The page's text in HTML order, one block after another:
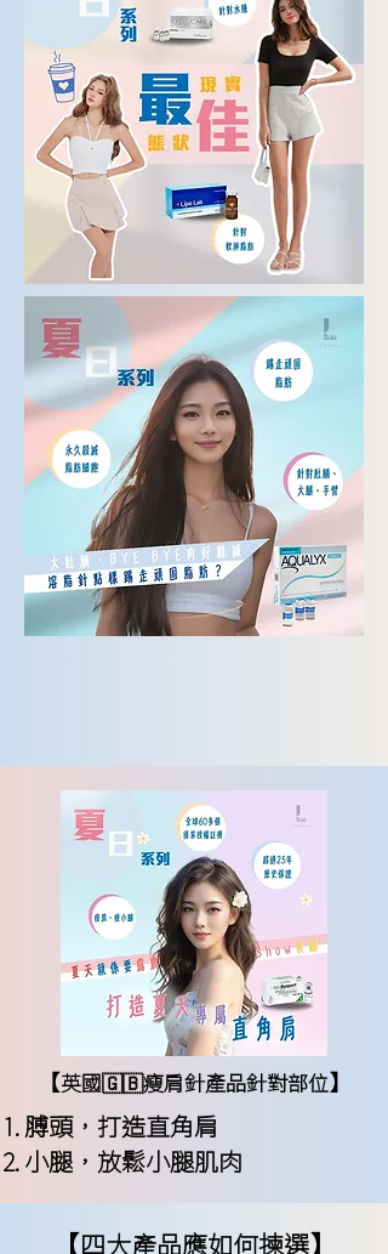
【英國🇬🇧瘦肩針產品針對部位】
​膊頭，打造直角肩
​小腿，放鬆小腿肌肉
【四大產品應如何揀選】